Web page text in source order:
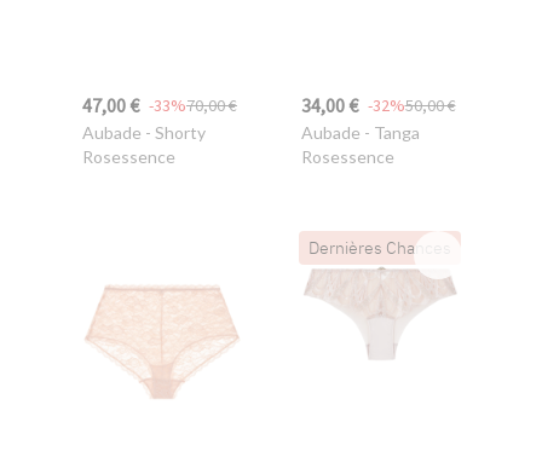
47,00 € 70,00 €
-33%
Aubade - Shorty
Rosessence
34,00 € 50,00 €
-32%
Aubade - Tanga
Rosessence
Dernières Chances